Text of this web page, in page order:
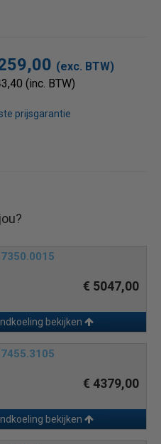
(exc. BTW)
(inc. BTW)
prijsgarantie
€ 5047,00
bekijken
€ 4379,00
bekijken